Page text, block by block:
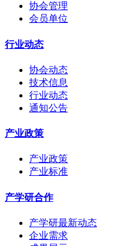
协会管理
会员单位
行业动态
协会动态
技术信息
行业动态
通知公告
产业政策
产业政策
产业标准
产学研合作
产学研最新动态
企业需求